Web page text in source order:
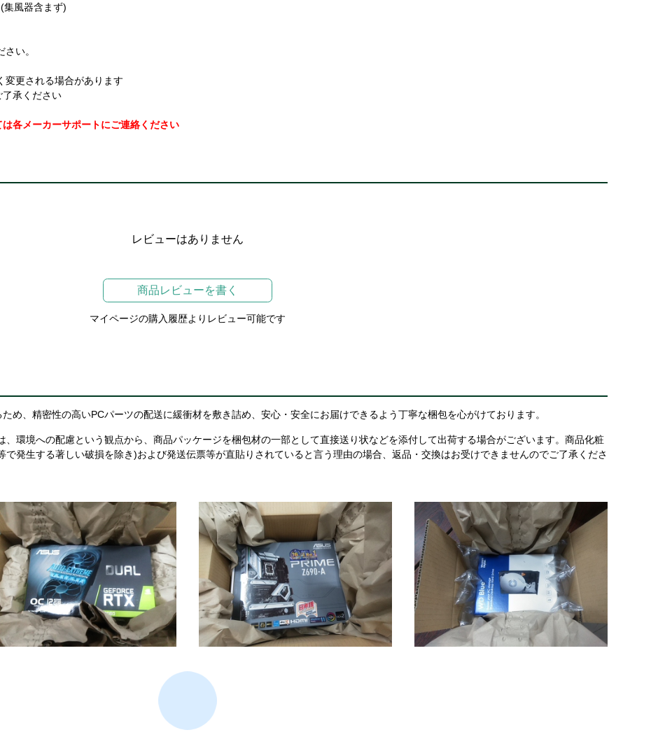
風器含まず)
い。
更される場合があります
了承ください
各メーカーサポートにご連絡ください
レビューはありません
商品レビューを書く
マイページの購入履歴よりレビュー可能です
め、精密性の高いPCパーツの配送に緩衝材を敷き詰め、安心・安全にお届けできるよう丁寧な梱包を心がけております。
環境への配慮という観点から、商品パッケージを梱包材の一部として直接送り状などを添付して出荷する場合がございます。商品化粧
発生する著しい破損を除き)および発送伝票等が直貼りされていると言う理由の場合、返品・交換はお受けできませんのでご了承くださ